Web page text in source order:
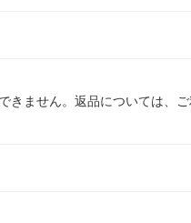
きません。返品については、